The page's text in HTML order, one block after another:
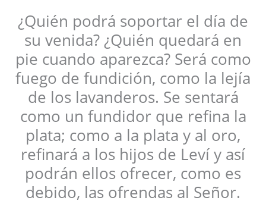
¿Quién podrá soportar el día de
su venida? ¿Quién quedará en
pie cuando aparezca? Será como
fuego de fundición, como la lejía
de los lavanderos. Se sentará
como un fundidor que refina la
plata; como a la plata y al oro,
refinará a los hijos de Leví y así
podrán ellos ofrecer, como es
debido, las ofrendas al Señor.